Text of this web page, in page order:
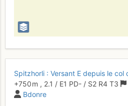
Spitzhorli : Versant E depuis le col
+750 m , 2.1 / E1 PD- / S2 R4 T3
Bdonre